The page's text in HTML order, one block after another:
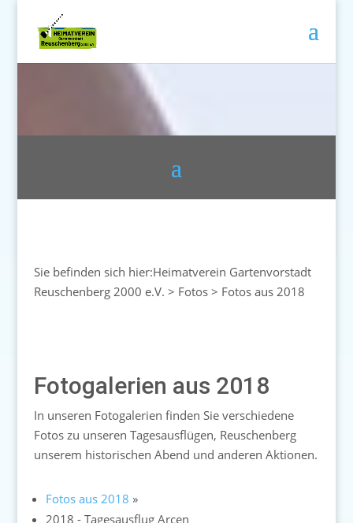
Sie befinden sich hier:Heimatverein Gartenvorstadt
Reuschenberg 2000 e.V. > Fotos> Fotos aus 2018
Fotogalerien aus 2018
In unseren Fotogalerien finden Sie verschiedene
Fotos zu unseren Tagesausflügen, Reuschenberg
unserem historischen Abend und anderen Aktionen.
Fotos aus 2018 »
2018 - Tagesausflug Arcen